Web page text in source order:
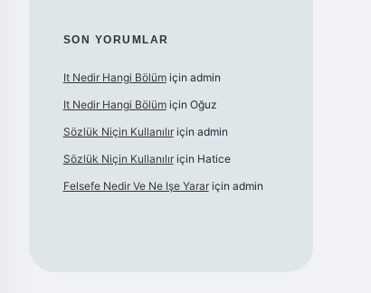
SON YORUMLAR
It Nedir Hangi Bölümiçin admin
It Nedir Hangi Bölümiçin Oğuz
Sözlük Niçin Kullanılıriçin admin
Sözlük Niçin Kullanılıriçin Hatice
Felsefe Nedir Ve Ne Işe Yarariçin admin